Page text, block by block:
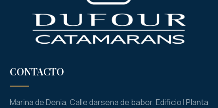
CONTACTO
Marina de Denia, Calle darsena de babor, Edificio I Planta